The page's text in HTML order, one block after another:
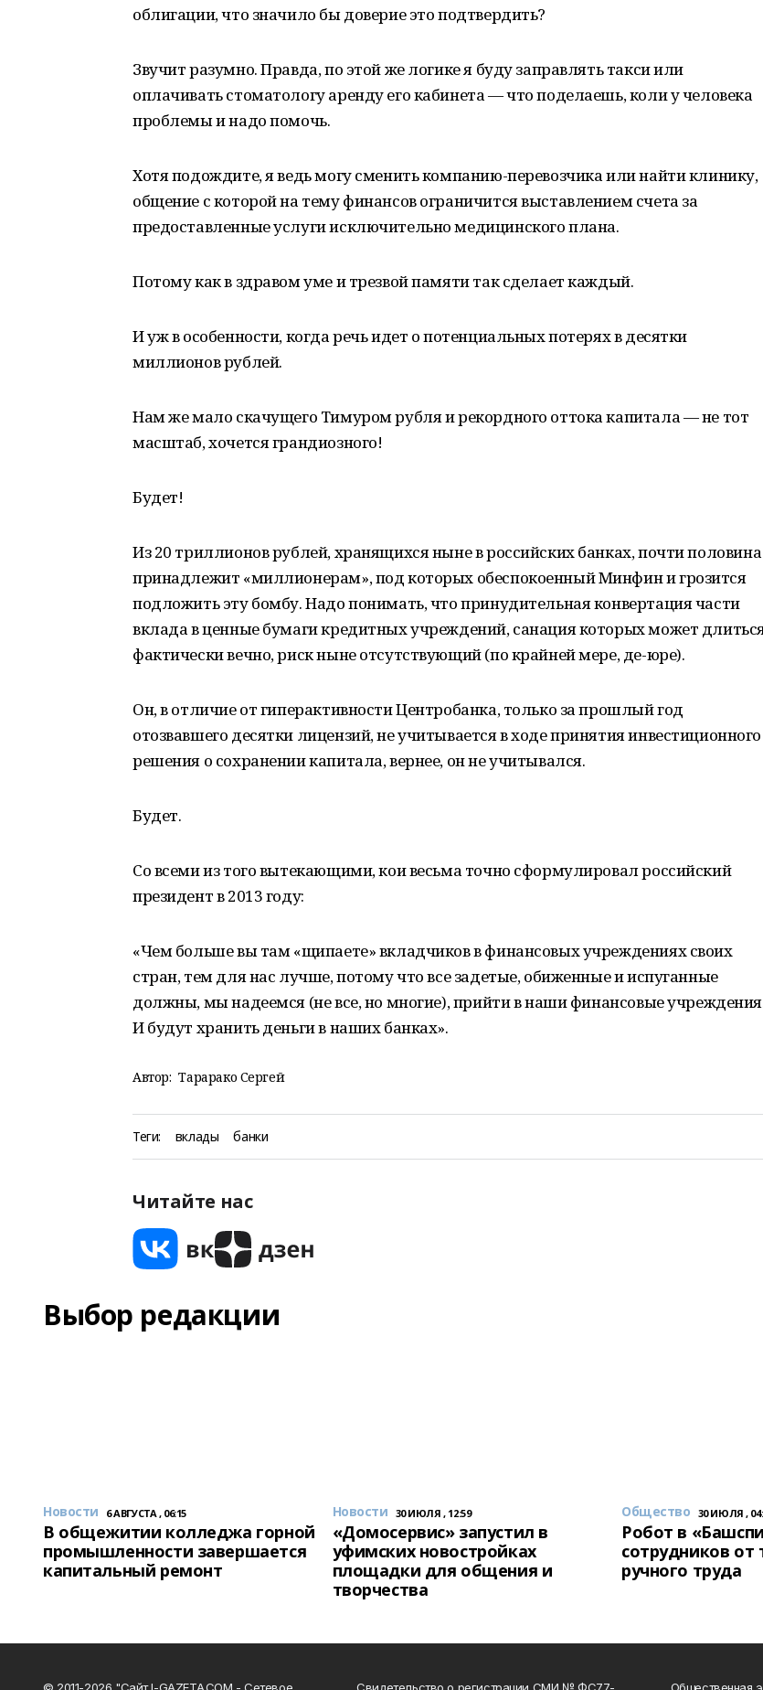
облигации, что значило бы доверие это подтвердить?
Звучит разумно. Правда, по этой же логике я буду заправлять такси или
оплачивать стоматологу аренду его кабинета — что поделаешь, коли у человека
проблемы и надо помочь.
Хотя подождите, я ведь могу сменить компанию-перевозчика или найти клинику,
общение с которой на тему финансов ограничится выставлением счета за
предоставленные услуги исключительно медицинского плана.
Потому как в здравом уме и трезвой памяти так сделает каждый.
И уж в особенности, когда речь идет о потенциальных потерях в десятки
миллионов рублей.
Нам же мало скачущего Тимуром рубля и рекордного оттока капитала — не тот
масштаб, хочется грандиозного!
Будет!
Из 20 триллионов рублей, хранящихся ныне в российских банках, почти половина
принадлежит «миллионерам», под которых обеспокоенный Минфин и грозится
подложить эту бомбу. Надо понимать, что принудительная конвертация части
вклада в ценные бумаги кредитных учреждений, санация которых может
фактически вечно, риск ныне отсутствующий (по крайней мере, де-юре).
Он, в отличие от гиперактивности Центробанка, только за прошлый год
отозвавшего десятки лицензий, не учитывается в ходе принятия инвестиционного
решения о сохранении капитала, вернее, он не учитывался.
Будет.
Со всеми из того вытекающими, кои весьма точно сформулировал российский
президент в 2013 году:
«Чем больше вы там «щипаете» вкладчиков в финансовых учреждениях своих
стран, тем для нас лучше, потому что все задетые, обиженные и испуганные
должны, мы надеемся (не все, но многие), прийти в наши финансовые
И будут хранить деньги в наших банках».
Автор: Тарарако Сергей
Теги: вклады банки
Читайте нас
Выбор редакции
Новости 6 АВГУСТА , 06:15
В общежитии колледжа горной
промышленности завершается
капитальный ремонт
Новости 30 ИЮЛЯ , 12:59
«Домосервис» запустил в
уфимских новостройках
площадки для общения и
творчества
Общество 30 ИЮЛЯ ,
Робот в
сотрудников от
ручного труда